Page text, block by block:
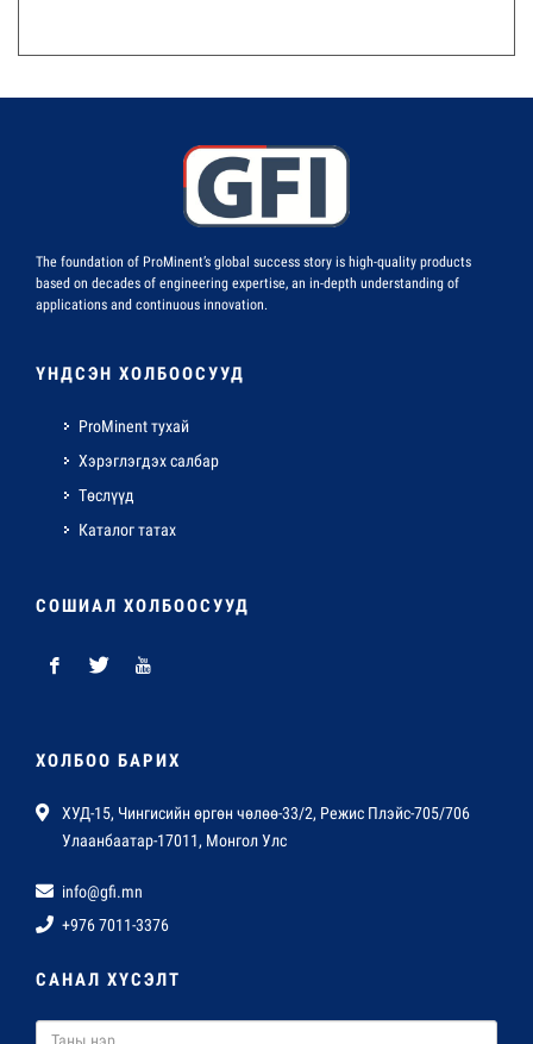
The foundation of ProMinent’s global success story is high-quality products
based on decades of engineering expertise, an in-depth understanding of
applications and continuous innovation.
ҮНДСЭН ХОЛБООСУУД
ProMinent тухай
Хэрэглэгдэх салбар
Төслүүд
Каталог татах
СОШИАЛ ХОЛБООСУУД
ХОЛБОО БАРИХ
ХУД-15, Чингисийн өргөн чөлөө-33/2, Режис Плэйс-705/706
Улаанбаатар-17011, Монгол Улс
info@gfi.mn
+976 7011-3376
САНАЛ ХҮСЭЛТ